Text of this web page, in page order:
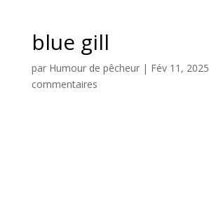
blue gill
par Humour de pêcheur| Fév 11, 2025
commentaires